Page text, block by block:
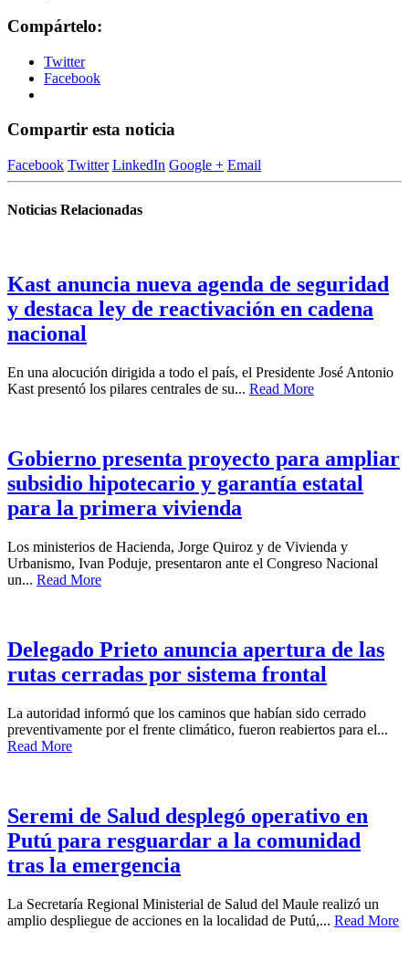
Compártelo:
Twitter
Facebook
Compartir esta noticia
Facebook Twitter LinkedIn Google + Email
Noticias Relacionadas
Kast anuncia nueva agenda de seguridad
y destaca ley de reactivación en cadena
nacional
En una alocución dirigida a todo el país, el Presidente José Antonio
Kast presentó los pilares centrales de su... Read More
Gobierno presenta proyecto para ampliar
subsidio hipotecario y garantía estatal
para la primera vivienda
Los ministerios de Hacienda, Jorge Quiroz y de Vivienda y
Urbanismo, Ivan Poduje, presentaron ante el Congreso Nacional
un... Read More
Delegado Prieto anuncia apertura de las
rutas cerradas por sistema frontal
La autoridad informó que los caminos que habían sido cerrado
preventivamente por el frente climático, fueron reabiertos para el...
Read More
Seremi de Salud desplegó operativo en
Putú para resguardar a la comunidad
tras la emergencia
La Secretaría Regional Ministerial de Salud del Maule realizó un
amplio despliegue de acciones en la localidad de Putú,... Read More